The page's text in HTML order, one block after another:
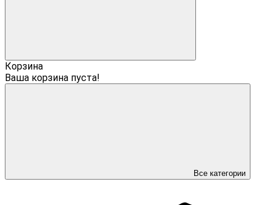
Корзина
Ваша корзина пуста!
Все категории